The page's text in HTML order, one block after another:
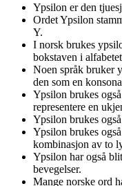
Ypsilon er den
Ordet Ypsilon
Y.
I norsk brukes
bokstaven i
Noen språk bruker
den som en
Ypsilon brukes
representere en
Ypsilon brukes
Ypsilon brukes
kombinasjon av to
Ypsilon har også
bevegelser.
Mange norske ord